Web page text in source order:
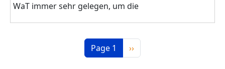
WaT immer sehr gelegen, um die
Page 1 Next page
››